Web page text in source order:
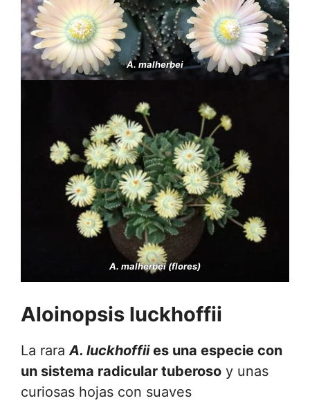
A. malherbei
A. malherbei (flores)
Aloinopsis luckhoffii
La rara A. luckhoffiies una especie con
un sistema radicular tuberoso y unas
curiosas hojas con suaves